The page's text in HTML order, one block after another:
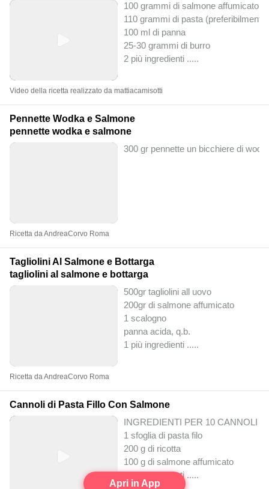
100 grammi di salmone affumicato
110 grammi di pasta (preferibilmente
100 ml di panna
25-30 grammi di burro
2 più ingredienti .....
Video della ricetta realizzato da mattiacamisotti
Pennette Wodka e Salmone
pennette wodka e salmone
300 gr pennette un bicchiere di
Ricetta da AndreaCorvo Roma
Tagliolini Al Salmone e Bottarga
tagliolini al salmone e bottarga
500gr tagliolini all uovo
200gr di salmone affumicato
1 scalogno
panna acida, q.b.
1 più ingredienti .....
Ricetta da AndreaCorvo Roma
Cannoli di Pasta Fillo Con Salmone
INGREDIENTI PER 10 CANNOLI
1 sfoglia di pasta filo
200 g di ricotta
100 g di salmone affumicato
1 più ingredienti .....
Apri in App